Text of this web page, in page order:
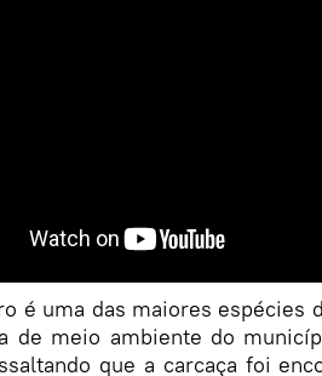
é uma das maiores espécies
de meio ambiente do
que a carcaça foi